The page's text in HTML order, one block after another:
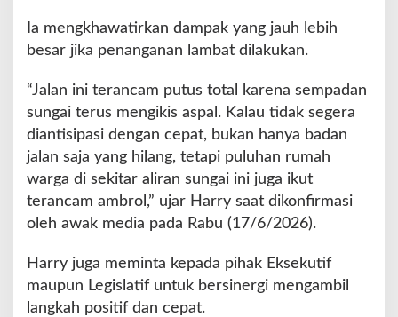
a
n
a
n
Ia mengkhawatirkan dampak yang jauh lebih
besar jika penanganan lambat dilakukan.
“Jalan ini terancam putus total karena sempadan
sungai terus mengikis aspal. Kalau tidak segera
diantisipasi dengan cepat, bukan hanya badan
jalan saja yang hilang, tetapi puluhan rumah
warga di sekitar aliran sungai ini juga ikut
terancam ambrol,” ujar Harry saat dikonfirmasi
oleh awak media pada Rabu (17/6/2026).
Harry juga meminta kepada pihak Eksekutif
maupun Legislatif untuk bersinergi mengambil
langkah positif dan cepat.